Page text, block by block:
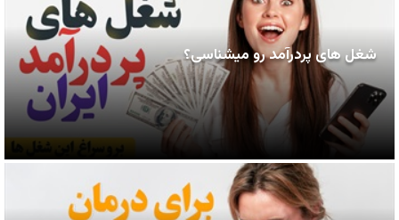
شغل های پردرآمد رو میشناسی؟